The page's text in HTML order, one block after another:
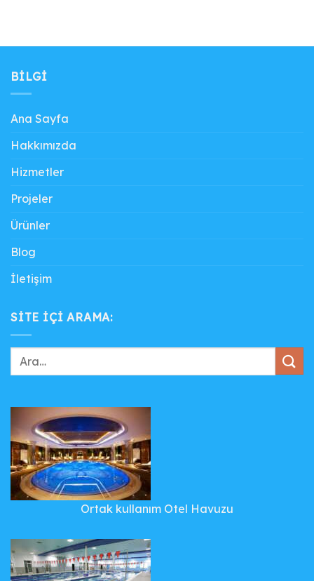
BILGI
Ana Sayfa
Hakkımızda
Hizmetler
Projeler
Ürünler
Blog
İletişim
SITE IÇI ARAMA:
Ortak kullanım Otel Havuzu